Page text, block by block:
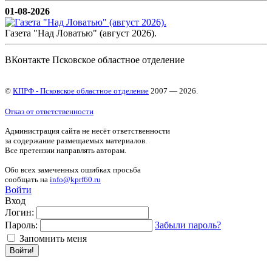
01-08-2026
Газета "Над Ловатью" (август 2026).
ВКонтакте Псковское областное отделение
© КПРФ - Псковское областное отделение 2007 — 2026.
Отказ от ответственности
Администрация сайта не несёт ответственности
за содержание размещаемых материалов.
Все претензии направлять авторам.
Обо всех замеченных ошибках просьба
сообщать на info@kprf60.ru
Войти
Вход
Логин:
Пароль:
Забыли пароль?
Запомнить меня